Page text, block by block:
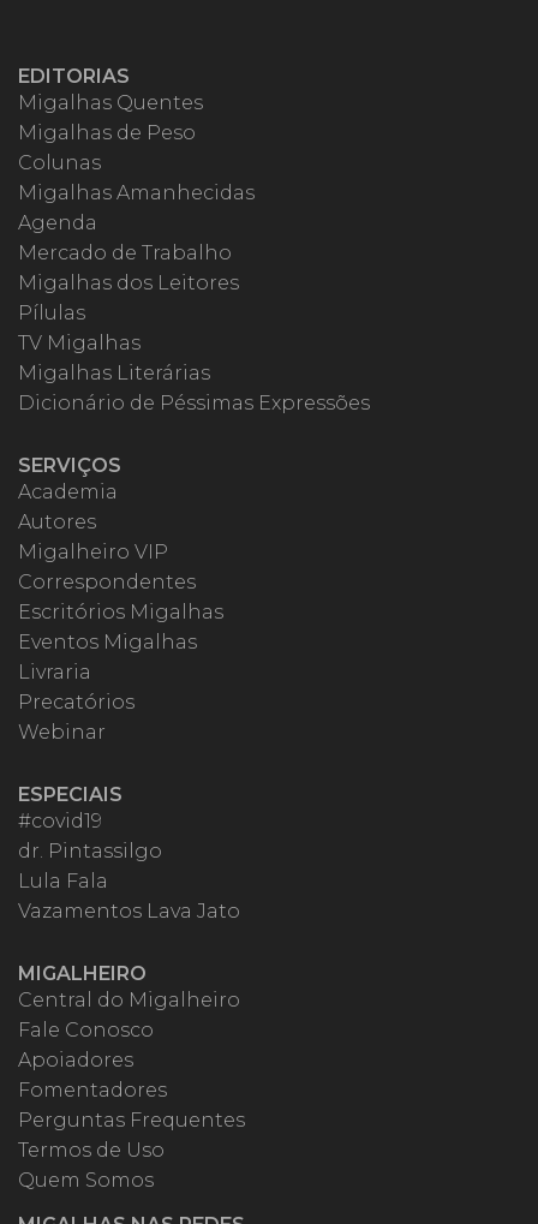
EDITORIAS
Migalhas Quentes
Migalhas de Peso
Colunas
Migalhas Amanhecidas
Agenda
Mercado de Trabalho
Migalhas dos Leitores
Pílulas
TV Migalhas
Migalhas Literárias
Dicionário de Péssimas Expressões
SERVIÇOS
Academia
Autores
Migalheiro VIP
Correspondentes
Escritórios Migalhas
Eventos Migalhas
Livraria
Precatórios
Webinar
ESPECIAIS
#covid19
dr. Pintassilgo
Lula Fala
Vazamentos Lava Jato
MIGALHEIRO
Central do Migalheiro
Fale Conosco
Apoiadores
Fomentadores
Perguntas Frequentes
Termos de Uso
Quem Somos